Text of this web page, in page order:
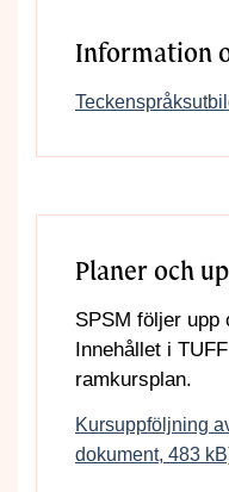
Information
Planer och
SPSM följer upp
Innehållet i
ramkursplan.
Kursuppföljning
dokument, 483